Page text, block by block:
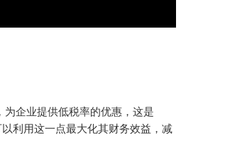
企业提供低税率的优惠，这是
利用这一点最大化其财务效益，减